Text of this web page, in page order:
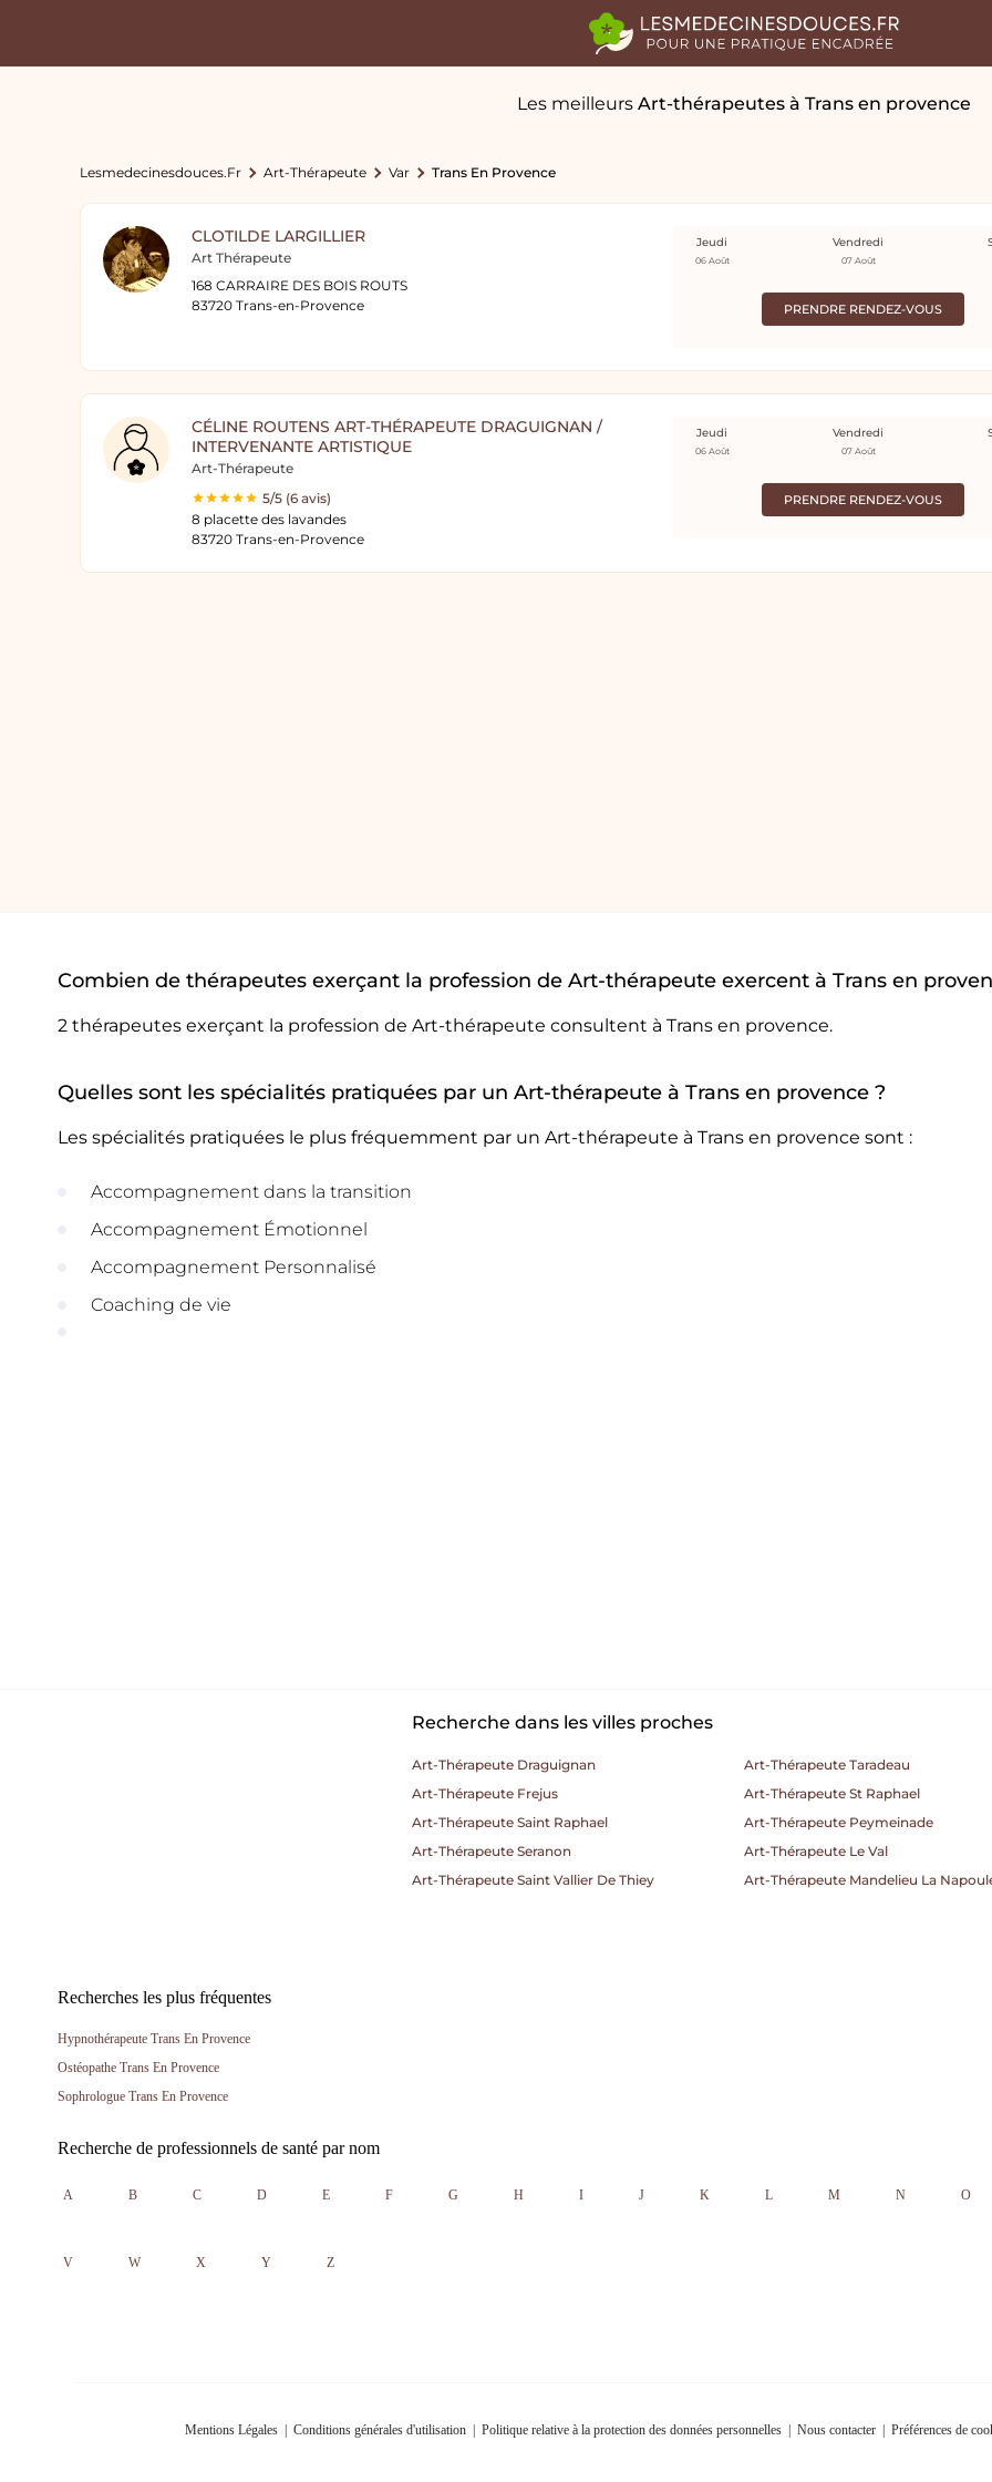
Les meilleurs Art-thérapeutes à Trans en provence
Lesmedecinesdouces.fr Art-Thérapeute Var Trans En Provence
CLOTILDE LARGILLIER
Art Thérapeute
168 CARRAIRE DES BOIS ROUTS
83720 Trans-en-Provence
PRENDRE RENDEZ-VOUS
Jeudi
06 Août
Vendredi
07 Août
CÉLINE ROUTENS ART-THÉRAPEUTE DRAGUIGNAN /
INTERVENANTE ARTISTIQUE
Art-Thérapeute
5/5 (6 avis)
8 placette des lavandes
83720 Trans-en-Provence
PRENDRE RENDEZ-VOUS
Jeudi
06 Août
Vendredi
07 Août
Combien de thérapeutes exerçant la profession de Art-thérapeute exercent à Trans en
2 thérapeutes exerçant la profession de Art-thérapeute consultent à Trans en provence.
Quelles sont les spécialités pratiquées par un Art-thérapeute à Trans en provence ?
Les spécialités pratiquées le plus fréquemment par un Art-thérapeute à Trans en provence sont :
Accompagnement dans la transition
Accompagnement Émotionnel
Accompagnement Personnalisé
Coaching de vie
Recherche dans les villes proches
Art-Thérapeute Draguignan
Art-Thérapeute Taradeau
Art-Thérapeute Frejus
Art-Thérapeute St Raphael
Art-Thérapeute Saint Raphael
Art-Thérapeute Peymeinade
Art-Thérapeute Seranon
Art-Thérapeute Le Val
Art-Thérapeute Saint Vallier De Thiey
Art-Thérapeute Mandelieu La
Recherches les plus fréquentes
Hypnothérapeute Trans En Provence
Ostéopathe Trans En Provence
Sophrologue Trans En Provence
Recherche de professionnels de santé par nom
A B C D E F G H I J K L M N O
V W X Y Z
Mentions Légales Conditions générales d'utilisation Politique relative à la protection des données personnelles Nous contacter Préférences de